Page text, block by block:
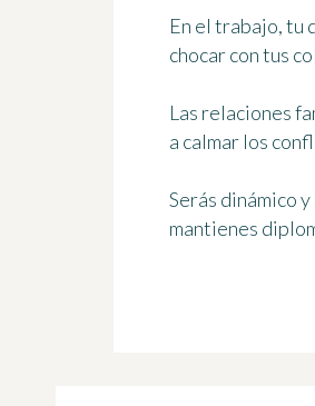
En el trabajo, tu
chocar con tus
Las relaciones
a calmar los
Serás dinámico
mantienes